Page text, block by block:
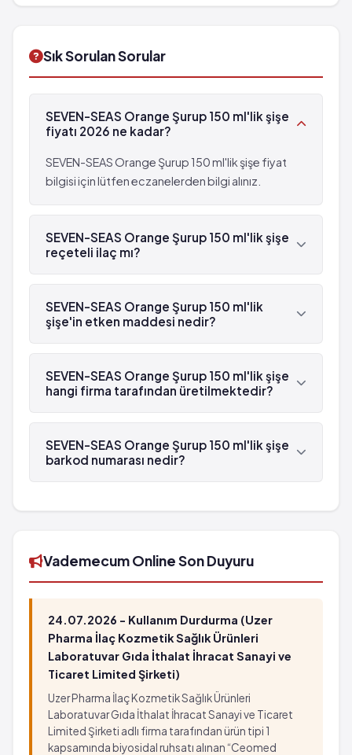
Sık Sorulan Sorular
SEVEN-SEAS Orange Şurup 150 ml'lik şişe
fiyatı 2026 ne kadar?
SEVEN-SEAS Orange Şurup 150 ml'lik şişe fiyat
bilgisi için lütfen eczanelerden bilgi alınız.
SEVEN-SEAS Orange Şurup 150 ml'lik şişe
reçeteli ilaç mı?
Hayır, SEVEN-SEAS Orange Şurup 150 ml'lik şişe
reçetesizdir.
SEVEN-SEAS Orange Şurup 150 ml'lik
şişe'in etken maddesi nedir?
SEVEN-SEAS Orange Şurup 150 ml'lik şişe'in etken
maddesi Vitamin A 'dür.
SEVEN-SEAS Orange Şurup 150 ml'lik şişe
hangi firma tarafından üretilmektedir?
SEVEN-SEAS Orange Şurup 150 ml'lik şişe , Merck
İlaç tarafından üretilmektedir.
SEVEN-SEAS Orange Şurup 150 ml'lik şişe
barkod numarası nedir?
barkod numarası 8699514574873'tür.
Vademecum Online Son Duyuru
24.07.2026 - Kullanım Durdurma (Uzer
Pharma İlaç Kozmetik Sağlık Ürünleri
Laboratuvar Gıda İthalat İhracat Sanayi ve
Ticaret Limited Şirketi)
Uzer Pharma İlaç Kozmetik Sağlık Ürünleri
Laboratuvar Gıda İthalat İhracat Sanayi ve Ticaret
Limited Şirketi adlı firma tarafından ürün tipi 1
kapsamında biyosidal ruhsatı alınan “Ceomed